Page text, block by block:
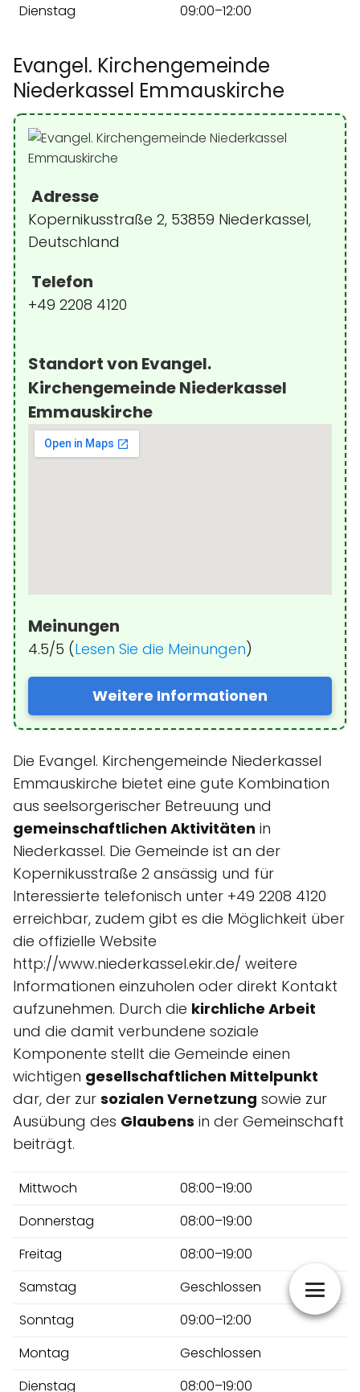
Dienstag
09:00–12:00
Evangel. Kirchengemeinde
Niederkassel Emmauskirche
Adresse
Kopernikusstraße 2, 53859 Niederkassel,
Deutschland
Telefon
+49 2208 4120
Standort von Evangel.
Kirchengemeinde Niederkassel
Emmauskirche
Meinungen
4.5/5 (Lesen Sie die Meinungen)
Weitere Informationen
Die Evangel. Kirchengemeinde Niederkassel
Emmauskirche bietet eine gute Kombination
aus seelsorgerischer Betreuung und
gemeinschaftlichen Aktivitäten in
Niederkassel. Die Gemeinde ist an der
Kopernikusstraße 2 ansässig und für
Interessierte telefonisch unter +49 2208 4120
erreichbar, zudem gibt es die Möglichkeit über
die offizielle Website
http://www.niederkassel.ekir.de/ weitere
Informationen einzuholen oder direkt Kontakt
aufzunehmen. Durch die kirchliche Arbeit
und die damit verbundene soziale
Komponente stellt die Gemeinde einen
wichtigen gesellschaftlichen Mittelpunkt
dar, der zur sozialen Vernetzung sowie zur
Ausübung des Glaubens in der Gemeinschaft
beiträgt.
Mittwoch
08:00–19:00
Donnerstag
08:00–19:00
Freitag
08:00–19:00
Samstag
Geschlossen
Sonntag
09:00–12:00
Montag
Geschlossen
Dienstag
08:00–19:00